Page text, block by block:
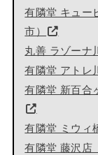
有隣堂 キュー
市）
丸善 ラゾーナ
有隣堂 アトレ
有隣堂 新百合
有隣堂 ミウィ
有隣堂 藤沢店